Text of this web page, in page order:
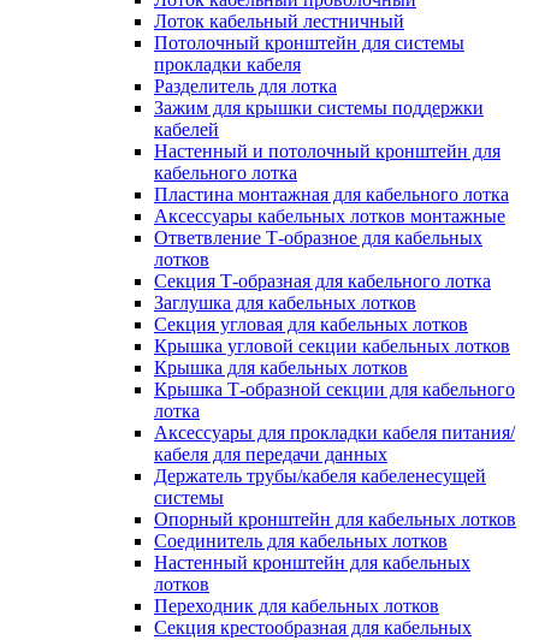
Лоток кабельный лестничный
Потолочный кронштейн для системы
прокладки кабеля
Разделитель для лотка
Зажим для крышки системы поддержки
кабелей
Настенный и потолочный кронштейн для
кабельного лотка
Пластина монтажная для кабельного лотка
Аксессуары кабельных лотков монтажные
Ответвление Т-образное для кабельных
лотков
Секция Т-образная для кабельного лотка
Заглушка для кабельных лотков
Секция угловая для кабельных лотков
Крышка угловой секции кабельных лотков
Крышка для кабельных лотков
Крышка Т-образной секции для кабельного
лотка
Аксессуары для прокладки кабеля питания/
кабеля для передачи данных
Держатель трубы/кабеля кабеленесущей
системы
Опорный кронштейн для кабельных лотков
Соединитель для кабельных лотков
Настенный кронштейн для кабельных
лотков
Переходник для кабельных лотков
Секция крестообразная для кабельных